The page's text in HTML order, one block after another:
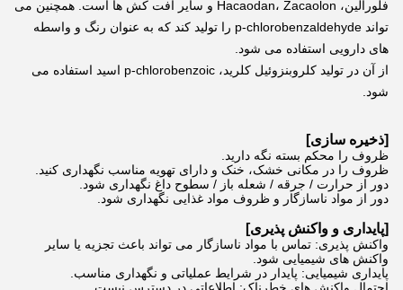
های دارویی استفاده می شود.
شود.
[ذخیره سازی]
ظروف را محکم بسته نگه دارید.
ظروف را در مکانی خشک، خنک و دارای تهویه مناسب نگهداری کنید.
دور از حرارت / جرقه / شعله باز / سطوح داغ نگهداری شود.
دور از مواد ناسازگار و ظروف مواد غذایی نگهداری شود.
[پایداری و واکنش پذیری]
واکنش پذیری: تماس با مواد ناسازگار می تواند باعث تجزیه یا سایر
واکنش های شیمیایی شود.
پایداری شیمیایی: پایدار در شرایط عملیاتی و نگهداری مناسب.